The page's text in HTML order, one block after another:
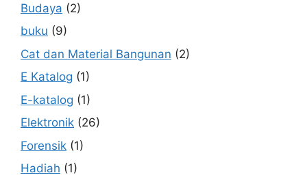
Budaya (2)
buku (9)
Cat dan Material Bangunan (2)
E Katalog (1)
E-katalog (1)
Elektronik (26)
Forensik (1)
Hadiah (1)